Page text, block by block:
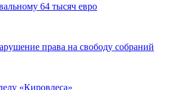
64 тысяч евро
права на свободу собраний
«Кировлеса»